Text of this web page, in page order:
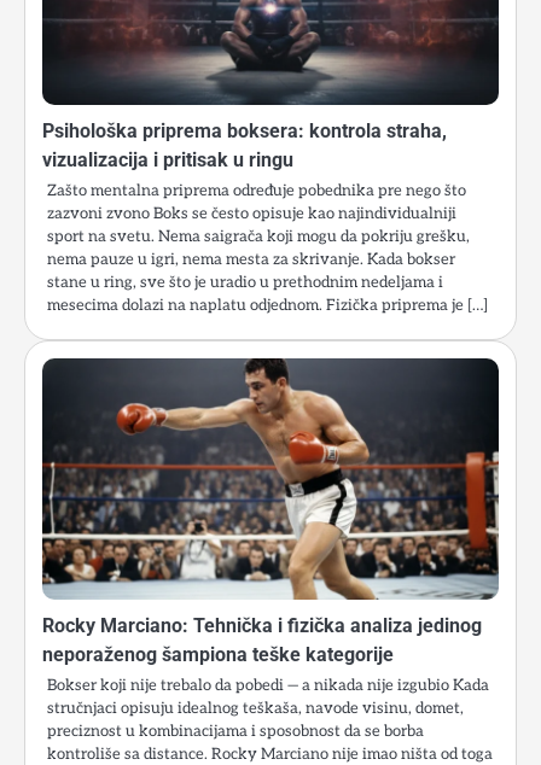
Psihološka priprema boksera: kontrola straha,
vizualizacija i pritisak u ringu
Zašto mentalna priprema određuje pobednika pre nego što
zazvoni zvono Boks se često opisuje kao najindividualniji
sport na svetu. Nema saigrača koji mogu da pokriju grešku,
nema pauze u igri, nema mesta za skrivanje. Kada bokser
stane u ring, sve što je uradio u prethodnim nedeljama i
mesecima dolazi na naplatu odjednom. Fizička priprema je […]
Rocky Marciano: Tehnička i fizička analiza jedinog
neporaženog šampiona teške kategorije
Bokser koji nije trebalo da pobedi — a nikada nije izgubio Kada
stručnjaci opisuju idealnog teškaša, navode visinu, domet,
preciznost u kombinacijama i sposobnost da se borba
kontroliše sa distance. Rocky Marciano nije imao ništa od toga